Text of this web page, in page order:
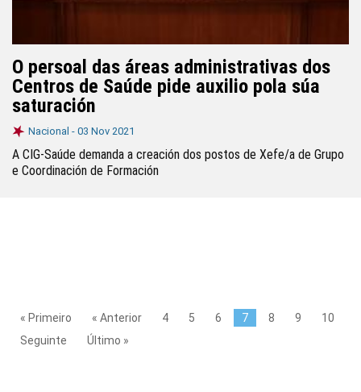
O persoal das áreas administrativas dos
Centros de Saúde pide auxilio pola súa
saturación
Nacional - 03 Nov 2021
A CIG-Saúde demanda a creación dos postos de Xefe/a de Grupo
e Coordinación de Formación
« Primeiro « Anterior 4 5 6 7 8 9
10
Seguinte
Último »